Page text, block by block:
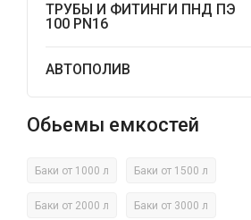
ТРУБЫ И ФИТИНГИ ПНД ПЭ
100 PN16
АВТОПОЛИВ
Обьемы емкостей
Баки от 1000 л Баки от 1500 л
Баки от 2000 л Баки от 3000 л